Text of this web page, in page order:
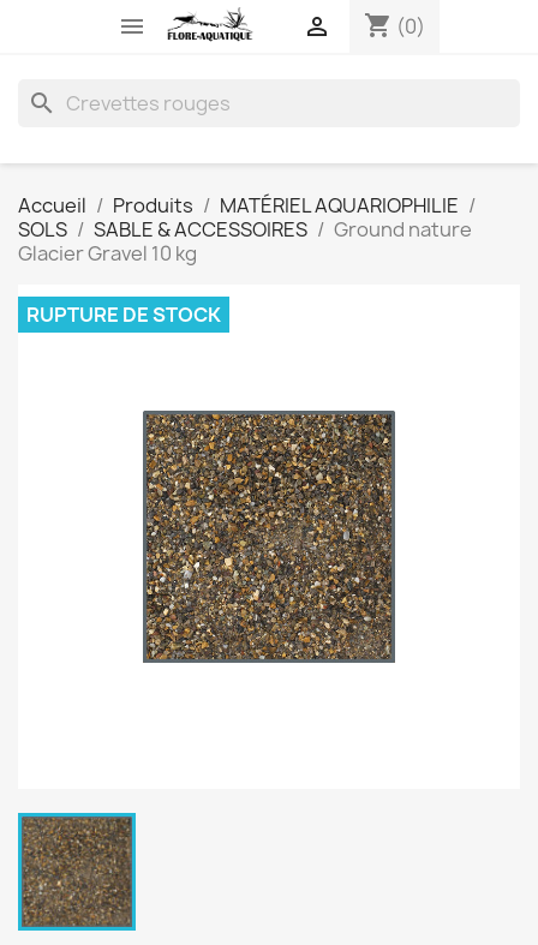
 shopping_cart (0)

search
Accueil Produits
MATÉRIEL AQUARIOPHILIE
SOLS
SABLE & ACCESSOIRES
Ground nature
Glacier Gravel 10 kg
RUPTURE DE STOCK